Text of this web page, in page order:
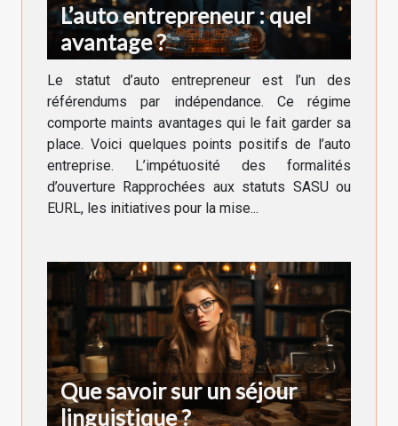
L’auto entrepreneur : quel
avantage ?
Le statut d’auto entrepreneur est l’un des
référendums par indépendance. Ce régime
comporte maints avantages qui le fait garder sa
place. Voici quelques points positifs de l’auto
entreprise. L’impétuosité des formalités
d’ouverture Rapprochées aux statuts SASU ou
EURL, les initiatives pour la mise...
Que savoir sur un séjour
linguistique ?